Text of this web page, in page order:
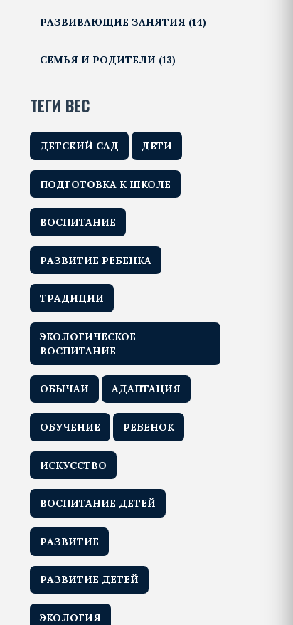
РАЗВИВАЮЩИЕ ЗАНЯТИЯ (14)
СЕМЬЯ И РОДИТЕЛИ (13)
ТЕГИ ВЕС
ДЕТСКИЙ САД ДЕТИ
ПОДГОТОВКА К ШКОЛЕ
ВОСПИТАНИЕ
РАЗВИТИЕ РЕБЕНКА
ТРАДИЦИИ
ЭКОЛОГИЧЕСКОЕ
ВОСПИТАНИЕ
ОБЫЧАИ АДАПТАЦИЯ
ОБУЧЕНИЕ РЕБЕНОК
ИСКУССТВО
ВОСПИТАНИЕ ДЕТЕЙ
РАЗВИТИЕ
РАЗВИТИЕ ДЕТЕЙ
ЭКОЛОГИЯ